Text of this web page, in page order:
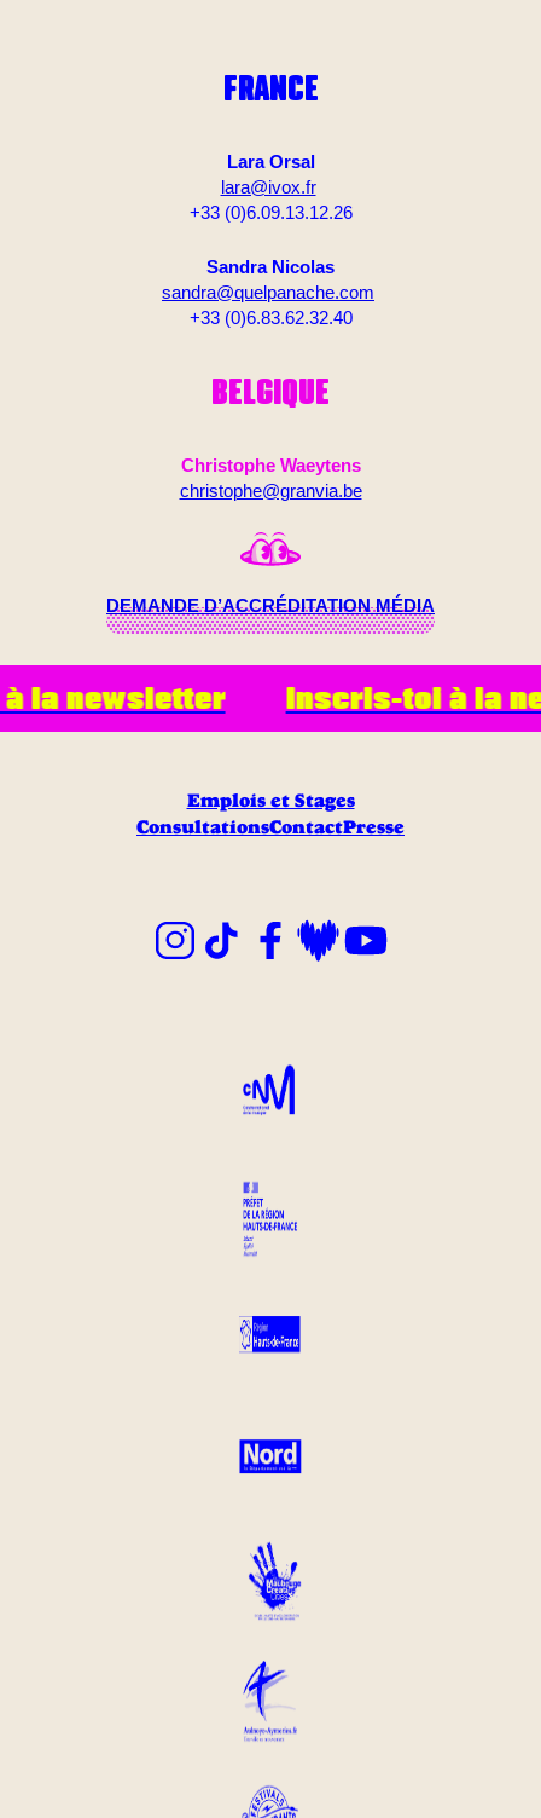
FRANCE
Lara Orsal
lara@ivox.fr
+33 (0)6.09.13.12.26
Sandra Nicolas
sandra@quelpanache.com
+33 (0)6.83.62.32.40
BELGIQUE
Christophe Waeytens
christophe@granvia.be
DEMANDE D’ACCRÉDITATION MÉDIA
la newsletter Inscris-toi à la
Emplois et Stages
ConsultationsContactPresse